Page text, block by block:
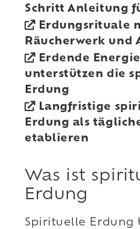
Schritt Anleitung
Erdungsrituale
Räucherwerk und
Erdende
unterstützen die
Erdung
Langfristige
Erdung als
etablieren
Was ist
Erdung
Spirituelle Erdung